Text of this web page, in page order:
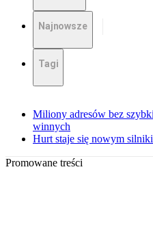
Najnowsze
Tagi
Miliony adresów bez
winnych
Hurt staje się nowym
Promowane treści